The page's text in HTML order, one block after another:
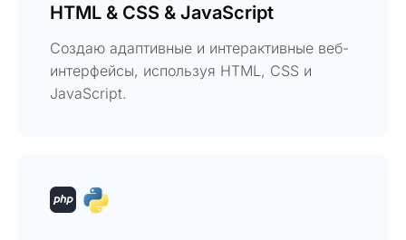
HTML & CSS & JavaScript
Создаю адаптивные и интерактивные веб-
интерфейсы, используя HTML, CSS и
JavaScript.